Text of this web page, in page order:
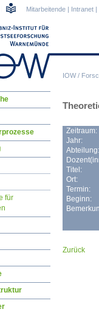
IOW/
Mitarbeitende | Intranet |
Zeitraum:
Jahr:
Abteilung:
Titel:
Ort:
Termin:
Beginn:
Zurück
für